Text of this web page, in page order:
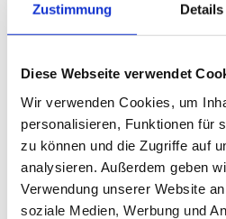
Zustimmung Details
Diese Webseite verwendet
Wir verwenden Cookies, um
personalisieren, Funktionen für
zu können und die Zugriffe auf
analysieren. Außerdem geben
Verwendung unserer Website
soziale Medien, Werbung und
Aal, Bachforelle
Ferienhäuser in der